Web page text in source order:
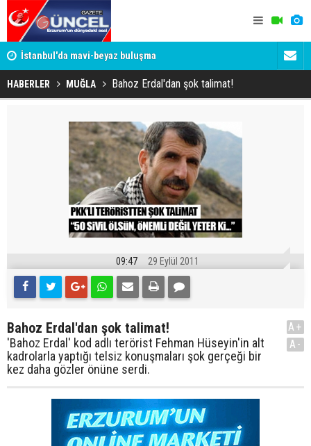
İstanbul'da mavi-beyaz buluşma
HABERLER MUĞLA Bahoz Erdal'dan şok talimat!
09:47 29 Eylül 2011
Bahoz Erdal'dan şok talimat!
'Bahoz Erdal' kod adlı terörist Fehman Hüseyin'in alt
kadrolarla yaptığı telsiz konuşmaları şok gerçeği bir
kez daha gözler önüne serdi.
A+
A-